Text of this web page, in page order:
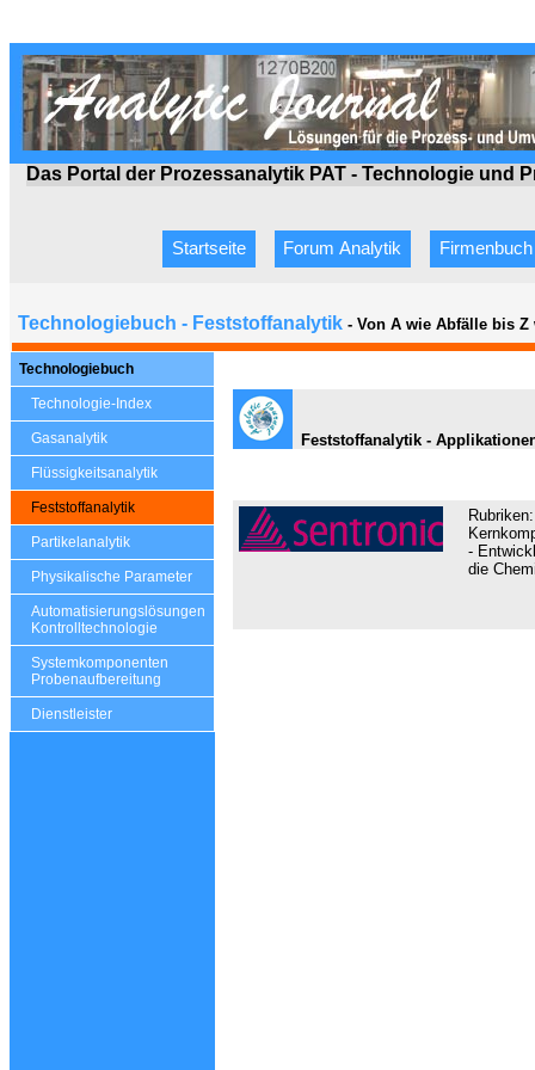
Das Portal der Prozessanalytik PAT - Technologie und
Startseite Forum Analytik Firmenbuch
Technologiebuch - Feststoffanalytik - Von A wie Abfälle bis Z
Technologiebuch
Technologie-Index
Gasanalytik
Flüssigkeitsanalytik
Feststoffanalytik
Partikelanalytik
Physikalische Parameter
Automatisierungslösungen
Kontrolltechnologie
Systemkomponenten
Probenaufbereitung
Dienstleister
Feststoffanalytik -
-
die